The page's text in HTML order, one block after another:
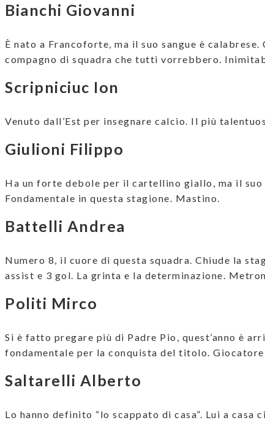
Bianchi Giovanni
È nato a Francoforte, ma il suo sangue è
compagno di squadra che tutti vorrebbero.
Scripniciuc Ion
Venuto dall’Est per insegnare calcio. Il più
Giulioni Filippo
Ha un forte debole per il cartellino giallo, ma il
Fondamentale in questa stagione. Mastino.
Battelli Andrea
Numero 8, il cuore di questa squadra. Chiude la
assist e 3 gol. La grinta e la determinazione.
Politi Mirco
Si è fatto pregare più di Padre Pio, quest’anno è
fondamentale per la conquista del titolo. Giocatore
Saltarelli Alberto
Lo hanno definito “lo scappato di casa”. Lui a casa